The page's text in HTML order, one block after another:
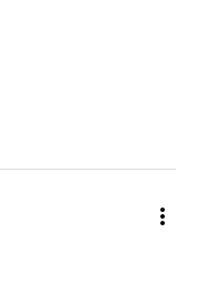
more_vert